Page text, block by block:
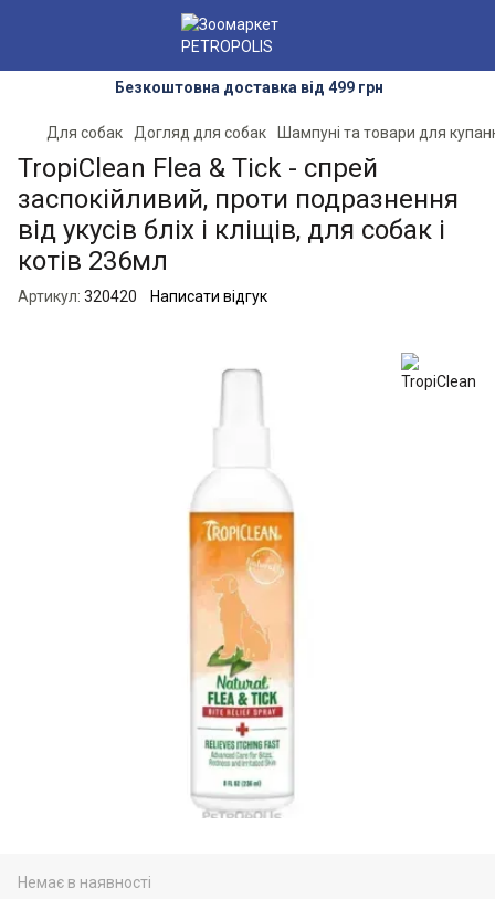
Безкоштовна доставка від 499 грн
Для собак Догляд для собак Шампуні та товари для
TropiClean Flea & Tick - спрей
заспокійливий, проти подразнення
від укусів бліх і кліщів, для собак і
котів 236мл
Артикул: 320420 Написати відгук
Немає в наявності